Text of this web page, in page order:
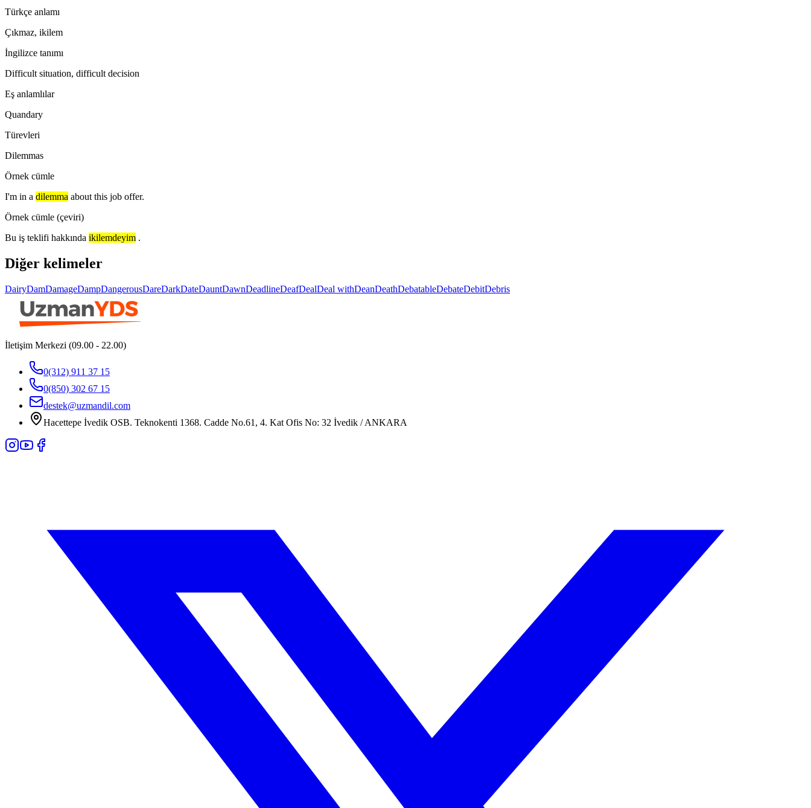
Türkçe anlamı
Çıkmaz, ikilem
İngilizce tanımı
Difficult situation, difficult decision
Eş anlamlılar
Quandary
Türevleri
Dilemmas
Örnek cümle
I'm in a dilemma about this job offer.
Örnek cümle (çeviri)
Bu iş teklifi hakkında ikilemdeyim .
Diğer kelimeler
DairyDamDamageDampDangerousDareDarkDateDauntDawnDeadlineDeafDealDeal withDeanDeathDebatableDebateDebitDebris
İletişim Merkezi (09.00 - 22.00)
0(312) 911 37 15
0(850) 302 67 15
destek@uzmandil.com
Hacettepe İvedik OSB. Teknokenti 1368. Cadde No.61, 4. Kat Ofis No: 32 İvedik / ANKARA